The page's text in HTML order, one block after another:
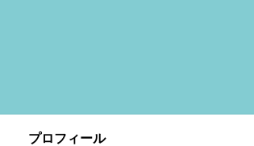
プロフィール